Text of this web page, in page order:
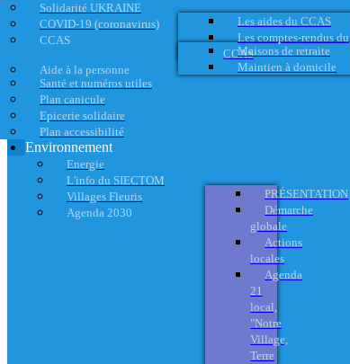
Solidarité UKRAINE
COVID-19 (coronavirus)
CCAS
Les aides du CCAS
Les comptes-rendus du
CCAS
Aide à la personne
Maisons de retraite
Maintien à domicile
Santé et numéros utiles
Plan canicule
Epicerie solidaire
Plan accessibilité
Environnement
Energie
L'info du SIECTOM
Villages Fleuris
Agenda 2030
PRÉSENTATION
Démarche
globale
Actions
locales
Agenda
21
local,
"Notre
Village,
Terre